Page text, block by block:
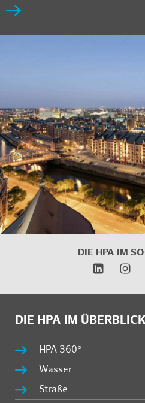
DIE HPA IM
DIE HPA IM ÜBERBLICK
HPA 360°
Wasser
Straße